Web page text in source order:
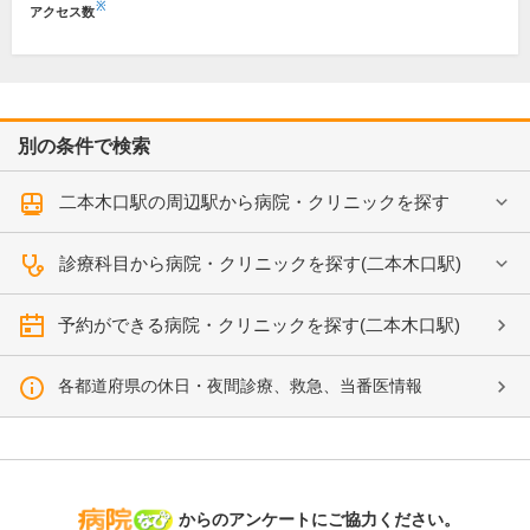
アクセス数※
別の条件で検索
二本木口駅の周辺駅から病院・クリニックを探す
診療科目から病院・クリニックを探す(二本木口駅)
予約ができる病院・クリニックを探す(二本木口駅)
各都道府県の休日・夜間診療、救急、当番医情報
病院なび
からのアンケートにご協力ください。